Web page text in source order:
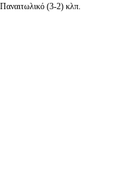
(3-2) κλπ.